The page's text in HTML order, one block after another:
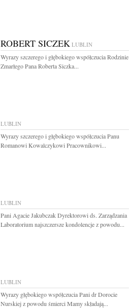
ROBERT SICZEK LUBLIN
Wyrazy szczerego i głębokiego współczucia Rodzinie
Zmarłego Pana Roberta Siczka...
LUBLIN
Wyrazy szczerego i głębokiego współczucia Panu
Romanowi Kowalczykowi Pracownikowi...
LUBLIN
Pani Agacie Jakubczak Dyrektorowi ds. Zarządzania
Laboratorium najszczersze kondolencje z powodu...
LUBLIN
Wyrazy głębokiego współczucia Pani dr Dorocie
Nurskiej z powodu śmierci Mamy składają...